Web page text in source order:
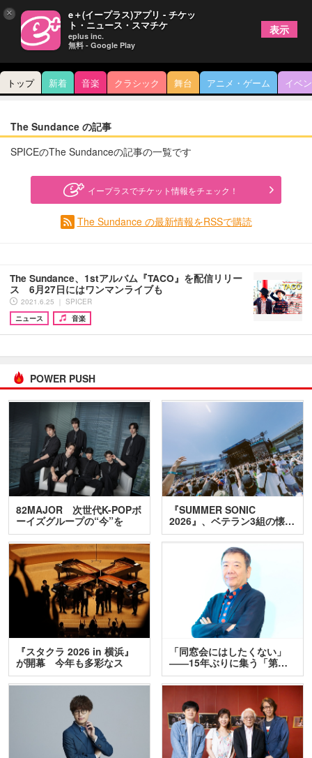
トップ 新着 音楽 クラシック 舞台 アニメ・ゲーム イベ
The Sundance の記事
SPICEのThe Sundanceの記事の一覧です
イープラスでチケット情報をチェック！
The Sundance の最新情報をRSSで購読
The Sundance、1stアルバム『TACO』を配信リリー
ス 6月27日にはワンマンライブも
2021.6.25 ｜ SPICER
ニュース
音楽
POWER PUSH
82MAJOR 次世代K-POPボ
ーイズグループの“今”を
訊…
『SUMMER SONIC
2026』、ベテラン3組の懐…
『スタクラ 2026 in 横浜』
が開幕 今年も多彩なス
テ…
「同窓会にはしたくない」
――15年ぶりに集う「第…
× e＋(イープラス)アプリ - チケッ
ト・ニュース・スマチケ
eplus inc.
無料 - Google Play
表示